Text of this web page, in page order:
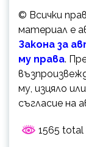
© Всички
материал е
Закона за
му права.
му, изцяло
съгласие на
1565 total